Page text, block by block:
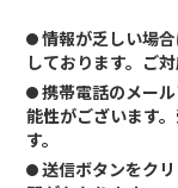
情報が乏しい場
しております。ご
携帯電話のメー
能性がございます
す。
送信ボタンをク